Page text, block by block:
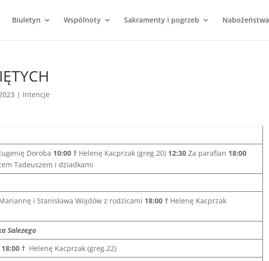
Biuletyn Wspólnoty Sakramenty i pogrzeb Nabożeństwa
| Intencje
Doroba 10:00 † Helenę Kacprzak (greg.20) 12:30 Za parafian 18:00
Tadeuszem i dziadkami
i Stanisława Wojdów z rodzicami 18:00 † Helenę Kacprzak
Salezego
18:00 † Helenę Kacprzak (greg.22)